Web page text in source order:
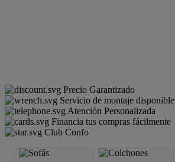
Precio Garantizado
Servicio de montaje disponible
Atención Personalizada
Financia tus compras fácilmente
Club Confo